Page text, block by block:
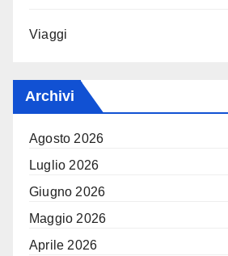
Viaggi
Archivi
Agosto 2026
Luglio 2026
Giugno 2026
Maggio 2026
Aprile 2026